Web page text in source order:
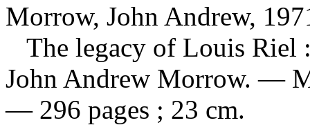
Morrow, John Andrew,
The legacy of Louis Riel
John Andrew Morrow. —
— 296 pages ; 23 cm.